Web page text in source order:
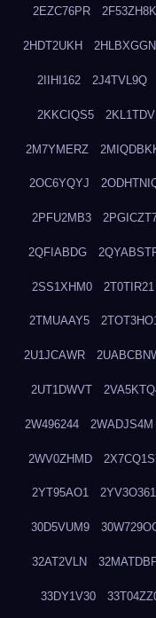
2EZC76PR 2F53ZH8K
2HDT2UKH 2HLBXGGN
2IIHI162 2J4TVL9Q
2KKCIQS5
2M7YMERZ
2OC6YQYJ
2PFU2MB3
2QFIABDG
2SS1XHM0 2T0TIR21
2TMUAAY5
2U1JCAWR
2UT1DWVT
2W496244 2WADJS4M
2WV0ZHMD
2YT95AO1 2YV3O361
30D5VUM9
32AT2VLN
33DY1V30